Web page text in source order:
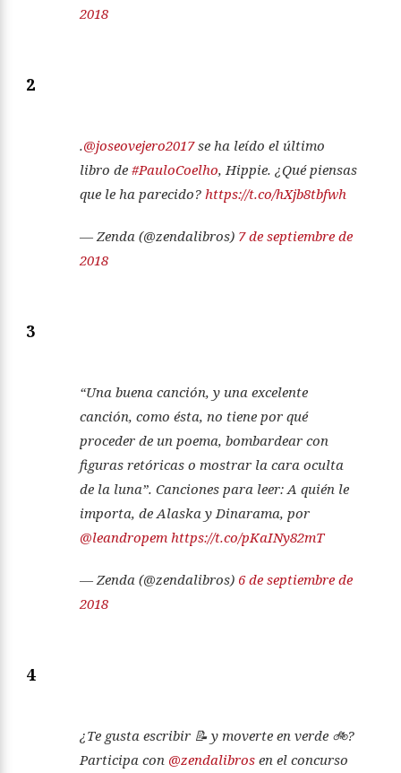
2018
2
.@joseovejero2017se ha leído el último
libro de #PauloCoelho, Hippie. ¿Qué piensas
que le ha parecido? https://t.co/hXjb8tbfwh
— Zenda (@zendalibros) 7 de septiembre de
2018
3
“Una buena canción, y una excelente
canción, como ésta, no tiene por qué
proceder de un poema, bombardear con
figuras retóricas o mostrar la cara oculta
de la luna”. Canciones para leer: A quién le
importa, de Alaska y Dinarama, por
@leandropem https://t.co/pKaINy82mT
— Zenda (@zendalibros) 6 de septiembre de
2018
4
¿Te gusta escribir 📝 y moverte en verde 🚲?
Participa con @zendalibros en el concurso